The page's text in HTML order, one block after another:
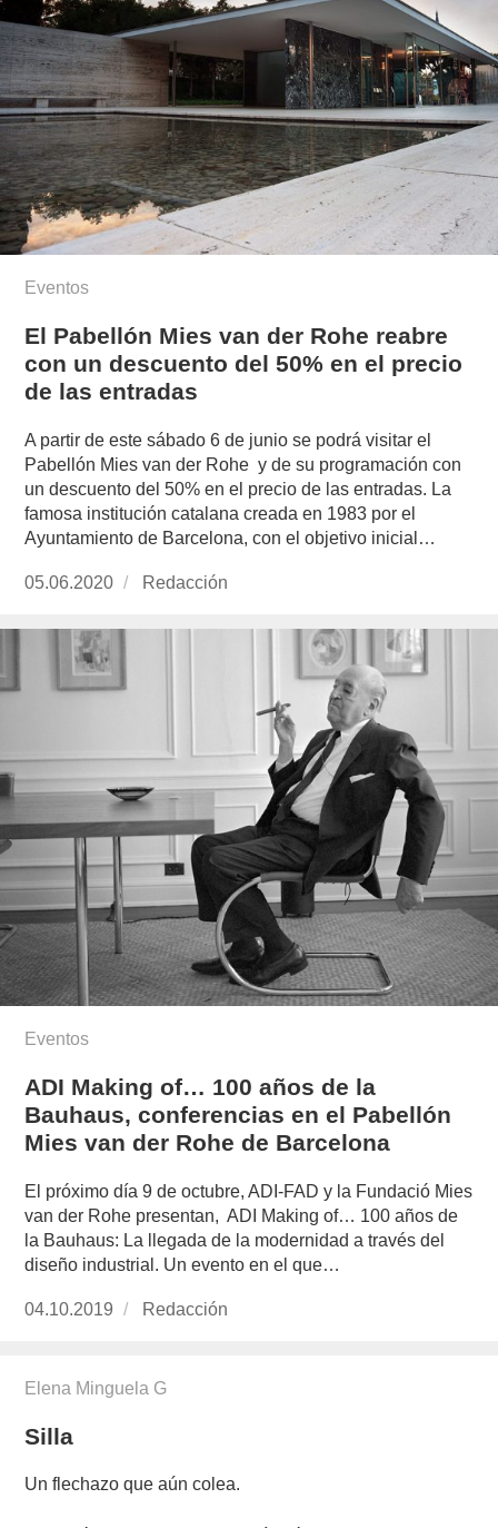
Eventos
El Pabellón Mies van der Rohe reabre
con un descuento del 50% en el precio
de las entradas
A partir de este sábado 6 de junio se podrá visitar el
Pabellón Mies van der Rohe y de su programación con
un descuento del 50% en el precio de las entradas. La
famosa institución catalana creada en 1983 por el
Ayuntamiento de Barcelona, con el objetivo inicial…
Publicado
05.06.2020 https://www.experimenta.es/author/redaccion/
Redacción
Eventos
ADI Making of… 100 años de la
Bauhaus, conferencias en el Pabellón
Mies van der Rohe de Barcelona
El próximo día 9 de octubre, ADI-FAD y la Fundació Mies
van der Rohe presentan, ADI Making of… 100 años de
la Bauhaus: La llegada de la modernidad a través del
diseño industrial. Un evento en el que…
Publicado
04.10.2019 https://www.experimenta.es/author/redaccion/
Redacción
Elena Minguela G
Silla
Un flechazo que aún colea.